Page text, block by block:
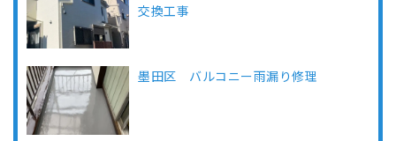
交換工事
墨田区 バルコニー雨漏り修理